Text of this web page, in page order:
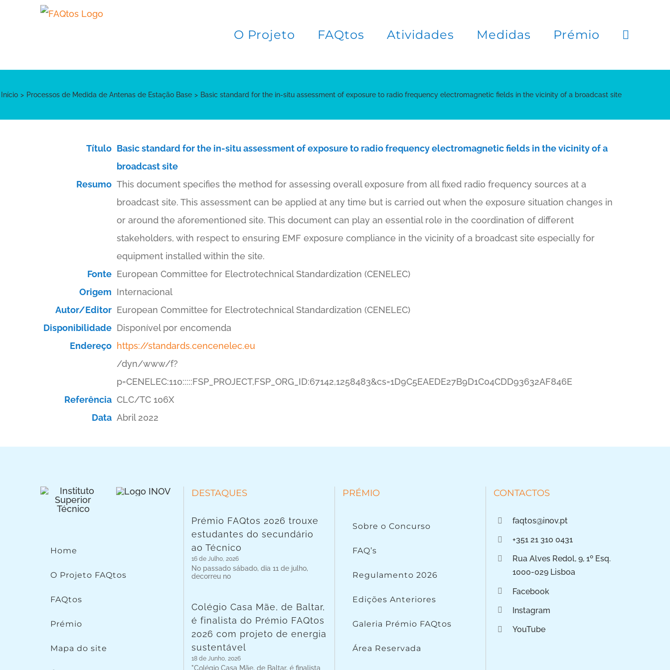
O Projeto FAQtos Atividades Medidas Prémio
Início Processos de Medida de Antenas de Estação Base Basic standard for the in-situ assessment of exposure to radio frequency electromagnetic fields in the vicinity of a broadcast site
Título Basic standard for the in-situ assessment of exposure to radio frequency electromagnetic fields in the vicinity of a
broadcast site
Resumo This document specifies the method for assessing overall exposure from all fixed radio frequency sources at a
broadcast site. This assessment can be applied at any time but is carried out when the exposure situation changes in
or around the aforementioned site. This document can play an essential role in the coordination of different
stakeholders, with respect to ensuring EMF exposure compliance in the vicinity of a broadcast site especially for
equipment installed within the site.
Fonte European Committee for Electrotechnical Standardization (CENELEC)
Origem Internacional
Autor/Editor European Committee for Electrotechnical Standardization (CENELEC)
Disponibilidade Disponível por encomenda
Endereço https://standards.cencenelec.eu
/dyn/www/f?
p=CENELEC:110:::::FSP_PROJECT,FSP_ORG_ID:67142,1258483&cs=1D9C5EAEDE27B9D1C04CDD93632AF846E
Referência CLC/TC 106X
Data Abril 2022
Home
O Projeto FAQtos
FAQtos
Prémio
Mapa do site
DESTAQUES
Prémio FAQtos 2026 trouxe
estudantes do secundário
ao Técnico
16 de Julho, 2026
No passado sábado, dia 11 de julho,
decorreu no
Colégio Casa Mãe, de Baltar,
é finalista do Prémio FAQtos
2026 com projeto de energia
sustentável
18 de Junho, 2026
"Colégio Casa Mãe, de Baltar, é finalista
PRÉMIO
Sobre o Concurso
FAQ’s
Regulamento 2026
Edições Anteriores
Galeria Prémio FAQtos
Área Reservada
CONTACTOS
faqtos@inov.pt
+351 21 310 0431
Rua Alves Redol, 9, 1º Esq.
1000-029 Lisboa
Facebook
Instagram
YouTube